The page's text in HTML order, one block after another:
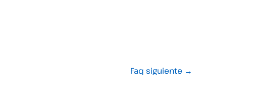
Faq siguiente →